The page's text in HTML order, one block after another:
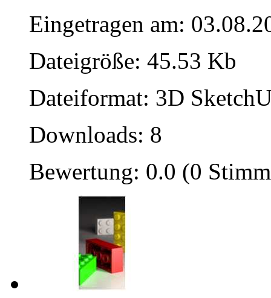
Eingetragen am:
Dateigröße: 45.53 Kb
Dateiformat: 3D
Downloads: 8
Bewertung: 0.0 (0